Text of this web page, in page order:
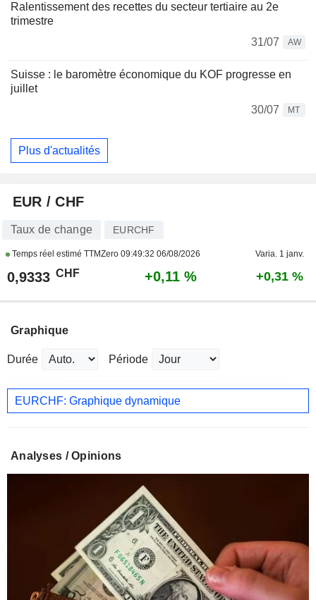
Ralentissement des recettes du secteur tertiaire au 2e
trimestre
31/07
AW
Suisse : le baromètre économique du KOF progresse en
juillet
30/07
MT
Plus d'actualités
EUR / CHF
Taux de change EURCHF
Temps réel estimé TTMZero 09:49:32 06/08/2026 Varia. 1 janv.
0,9333 CHF +0,11 % +0,31 %
Graphique
Durée Période
EURCHF: Graphique dynamique
Analyses / Opinions